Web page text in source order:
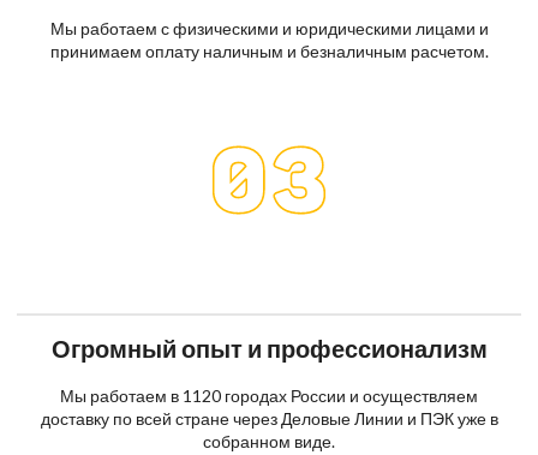
Мы работаем с физическими и юридическими лицами и
принимаем оплату наличным и безналичным расчетом.
Огромный опыт и профессионализм
Мы работаем в 1120 городах России и осуществляем
доставку по всей стране через Деловые Линии и ПЭК уже в
собранном виде.